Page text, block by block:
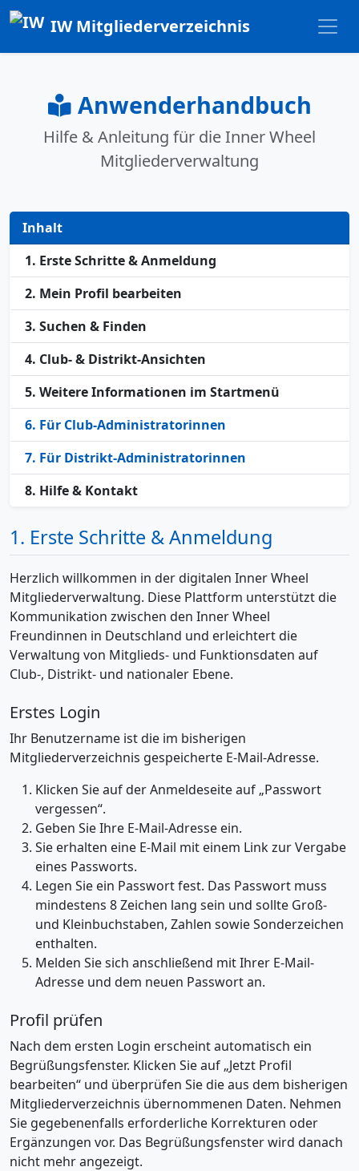
IW Mitgliederverzeichnis
Anwenderhandbuch
Hilfe & Anleitung für die Inner Wheel
Mitgliederverwaltung
Inhalt
1. Erste Schritte & Anmeldung
2. Mein Profil bearbeiten
3. Suchen & Finden
4. Club- & Distrikt-Ansichten
5. Weitere Informationen im Startmenü
6. Für Club-Administratorinnen
7. Für Distrikt-Administratorinnen
8. Hilfe & Kontakt
1. Erste Schritte & Anmeldung
Herzlich willkommen in der digitalen Inner Wheel
Mitgliederverwaltung. Diese Plattform unterstützt die
Kommunikation zwischen den Inner Wheel
Freundinnen in Deutschland und erleichtert die
Verwaltung von Mitglieds- und Funktionsdaten auf
Club-, Distrikt- und nationaler Ebene.
Erstes Login
Ihr Benutzername ist die im bisherigen
Mitgliederverzeichnis gespeicherte E-Mail-Adresse.
Klicken Sie auf der Anmeldeseite auf „Passwort
vergessen“.
Geben Sie Ihre E-Mail-Adresse ein.
Sie erhalten eine E-Mail mit einem Link zur Vergabe
eines Passworts.
Legen Sie ein Passwort fest. Das Passwort muss
mindestens 8 Zeichen lang sein und sollte Groß-
und Kleinbuchstaben, Zahlen sowie Sonderzeichen
enthalten.
Melden Sie sich anschließend mit Ihrer E-Mail-
Adresse und dem neuen Passwort an.
Profil prüfen
Nach dem ersten Login erscheint automatisch ein
Begrüßungsfenster. Klicken Sie auf „Jetzt Profil
bearbeiten“ und überprüfen Sie die aus dem bisherigen
Mitgliederverzeichnis übernommenen Daten. Nehmen
Sie gegebenenfalls erforderliche Korrekturen oder
Ergänzungen vor. Das Begrüßungsfenster wird danach
nicht mehr angezeigt.